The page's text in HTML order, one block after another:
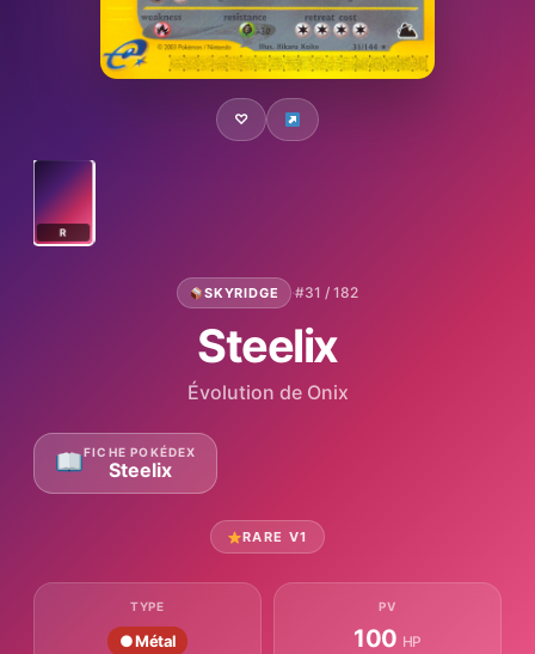
♡
R
SKYRIDGE ·#31 / 182
Steelix
Évolution de Onix
FICHE POKÉDEX
Steelix
RARE V1
TYPE
● Métal
PV
100 HP